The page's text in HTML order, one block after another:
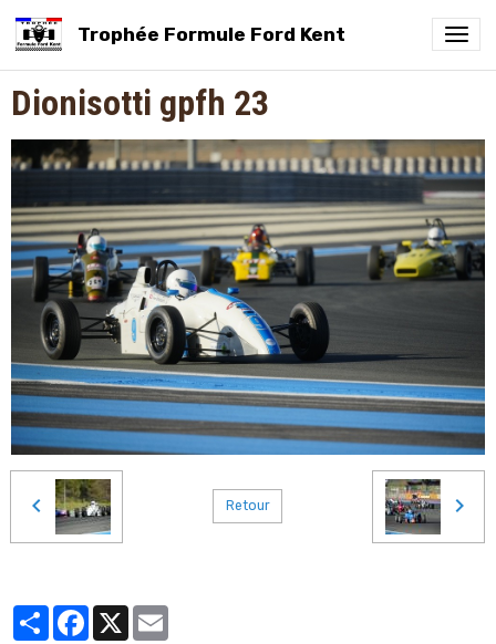
Trophée Formule Ford Kent
Dionisotti gpfh 23
Retour
PartagerFacebook
X